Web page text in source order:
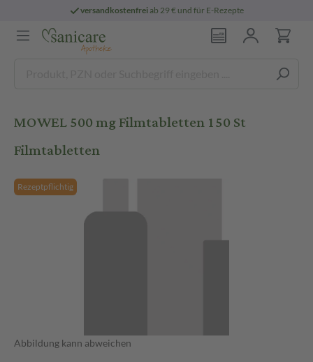
versandkostenfreiab 29 € und für E-Rezepte
MOWEL 500 mg Filmtabletten 150 St
Filmtabletten
Rezeptpflichtig
Abbildung kann abweichen